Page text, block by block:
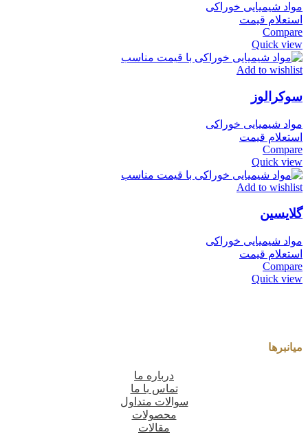
مواد شیمیایی خوراکی
استعلام قیمت
Compare
Quick view
Add to wishlist
سوکرالوز
مواد شیمیایی خوراکی
استعلام قیمت
Compare
Quick view
Add to wishlist
گلایسین
مواد شیمیایی خوراکی
استعلام قیمت
Compare
Quick view
میانبرها
درباره ما
تماس با ما
سوالات متداول
محصولات
مقالات